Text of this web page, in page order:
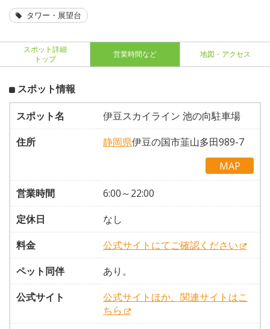
タワー・展望台
スポット詳細
トップ
営業時間など 地図・アクセス
スポット情報
スポット名
伊豆スカイライン 池の向駐車場
住所
静岡県伊豆の国市韮山多田989-7
MAP
営業時間
6:00～22:00
定休日
なし
料金
公式サイトにてご確認ください
ペット同伴
あり。
公式サイト
公式サイトほか、関連サイトはこ
ちら